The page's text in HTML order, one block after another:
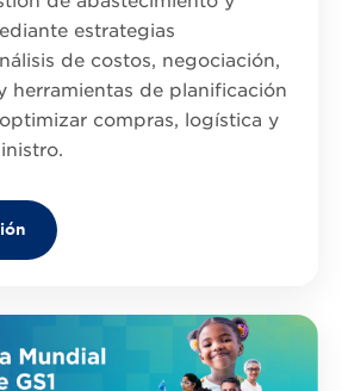
estrategias
de costos, negociación,
herramientas de planificación
compras, logística y